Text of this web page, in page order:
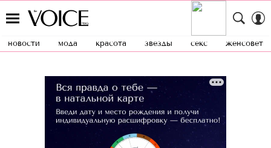
новости мода красота звезды секс женсовет